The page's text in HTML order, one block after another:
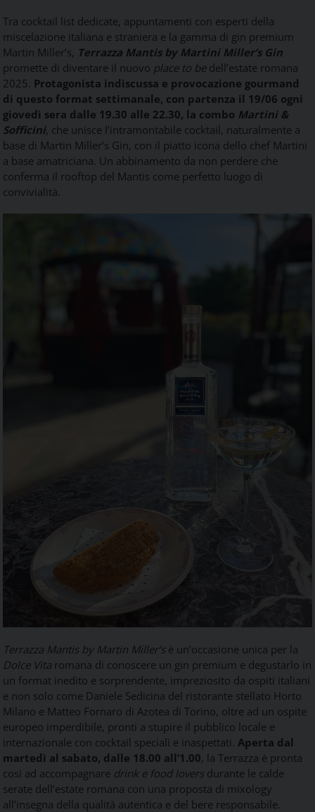
Tra cocktail list dedicate, appuntamenti con esperti della
miscelazione italiana e straniera e la gamma di gin premium
Martin Miller’s, Terrazza Mantis by Martini Miller’s Gin
promette di diventare il nuovo place to bedell’estate romana
2025. Protagonista indiscussa e provocazione gourmand
di questo format settimanale, con partenza il 19/06 ogni
giovedì sera dalle 19.30 alle 22.30, la combo Martini &
Sofficini, che unisce l’intramontabile cocktail, naturalmente a
base di Martin Miller’s Gin, con il piatto icona dello chef Martini
a base amatriciana. Un abbinamento da non perdere che
conferma il rooftop del Mantis come perfetto luogo di
convivialità.
Terrazza Mantis by Martin Miller’s è un’occasione unica per la
Dolce Vita romana di conoscere un gin premium e degustarlo in
un format inedito e sorprendente, impreziosito da ospiti italiani
e non solo come Daniele Sedicina del ristorante stellato Horto
Milano e Matteo Fornaro di Azotea di Torino, oltre ad un ospite
europeo imperdibile, pronti a stupire il pubblico locale e
internazionale con cocktail speciali e inaspettati. Aperta dal
martedì al sabato, dalle 18.00 all’1.00, la Terrazza è pronta
così ad accompagnare drink e food loversdurante le calde
serate dell’estate romana con una proposta di mixology
all’insegna della qualità autentica e del bere responsabile.